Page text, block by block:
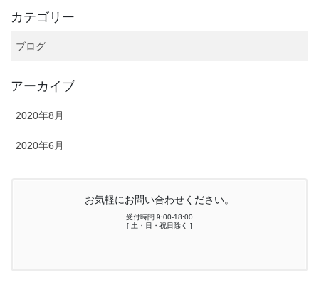
カテゴリー
ブログ
アーカイブ
2020年8月
2020年6月
お気軽にお問い合わせください。
受付時間 9:00-18:00
[ 土・日・祝日除く ]